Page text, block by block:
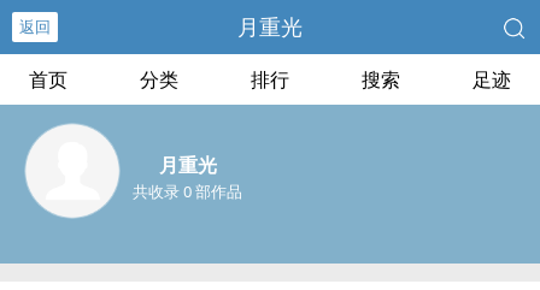
返回 月重光
首页 分类 排行 搜索 足迹
月重光
共收录 0 部作品